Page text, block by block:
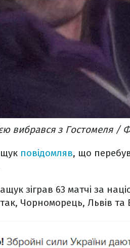
вибрався з Гостомеля /
повідомляв, що
зіграв 63 матчі за
Чорноморець, Львів та